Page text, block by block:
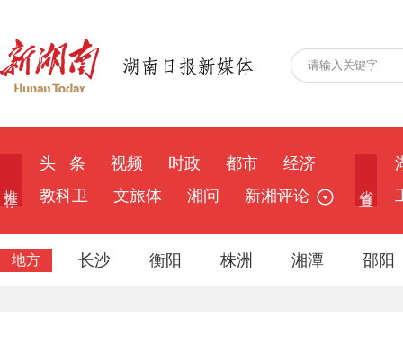
头 条 视频 时政 都市
经济
教科卫
文旅体 湘问 新湘评论
地方 长沙 衡阳 株洲 湘潭 邵阳